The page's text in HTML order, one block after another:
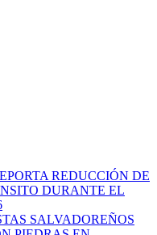
REDUCCIÓN DE
DURANTE EL
SALVADOREÑOS